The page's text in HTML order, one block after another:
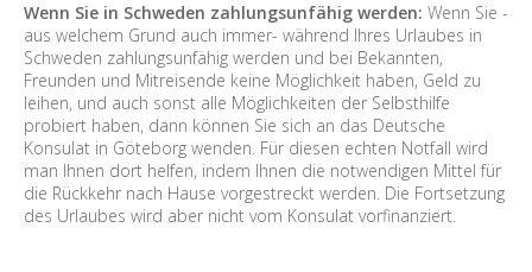
Wenn Sie in Schweden zahlungsunfähig werden: Wenn Sie -
aus welchem Grund auch immer- während Ihres Urlaubes in
Schweden zahlungsunfähig werden und bei Bekannten,
Freunden und Mitreisende keine Möglichkeit haben, Geld zu
leihen, und auch sonst alle Möglichkeiten der Selbsthilfe
probiert haben, dann können Sie sich an das Deutsche
Konsulat in Göteborg wenden. Für diesen echten Notfall wird
man Ihnen dort helfen, indem Ihnen die notwendigen Mittel für
die Rückkehr nach Hause vorgestreckt werden. Die Fortsetzung
des Urlaubes wird aber nicht vom Konsulat vorfinanziert.